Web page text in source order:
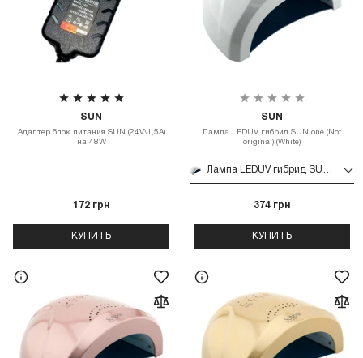
SUN
Адаптер блок питания SUN (24V\1,5A)
на 48W
172 грн
КУПИТЬ
SUN
Лампа LEDUV гибрид SUN one (Not
original) (White)
374 грн
КУПИТЬ